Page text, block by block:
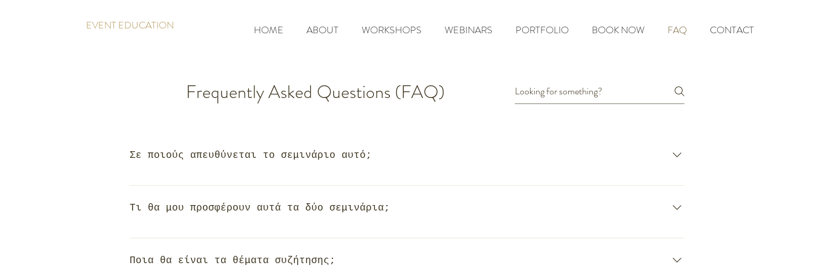
EVENT EDUCATION HOME ABOUT WORKSHOPS WEBINARS PORTFOLIO BOOK NOW FAQ CONTACT
Frequently Asked Questions (FAQ)
Σε ποιούς απευθύνεται το σεμινάριο αυτό;
Το πρόγραμμα απευθύνεται σε αρχάριους αλλά και σε έμπειρους επαγγελματίες που θα ήθελαν να
Τι θα μου προσφέρουν αυτά τα δύο σεμινάρια;
Το πρόγραμμα σπουδών προσφέρει θεωρητική αλλά και πρακτική κατάρτιση, έτσι ώστε οι
επιμέλεια οργάνωσης και διακόσμησης κάθε εκδήλωσης.
Ποια θα είναι τα θέματα συζήτησης;